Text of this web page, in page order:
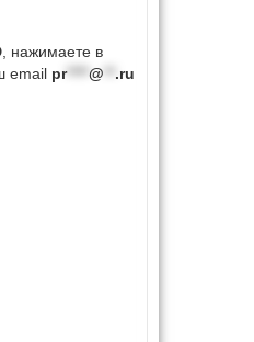
, нажимаете в
email pr**** @
.ru